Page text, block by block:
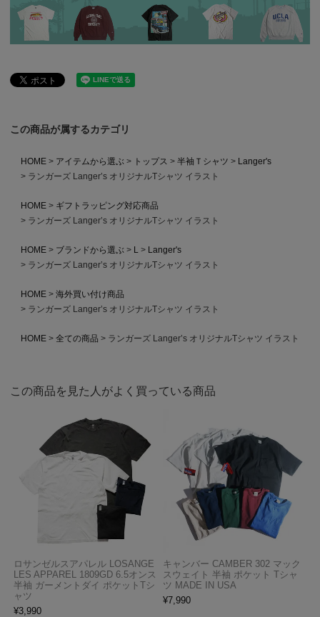
この商品が属するカテゴリ
HOME アイテムから選ぶ トップス 半袖Ｔシャツ
Langer's
ランガーズ Langer’s オリジナルTシャツ イラスト
HOME
ギフトラッピング対応商品
ランガーズ Langer’s オリジナルTシャツ イラスト
HOME ブランドから選ぶ L
Langer's
ランガーズ Langer’s オリジナルTシャツ イラスト
HOME
海外買い付け商品
ランガーズ Langer’s オリジナルTシャツ イラスト
HOME 全ての商品 ランガーズ Langer’s オリジナルTシャツ イラスト
この商品を見た人がよく買っている商品
ロサンゼルスアパレル LOSANGE
LES APPAREL 1809GD 6.5オンス
半袖 ガーメントダイ ポケットTシ
ャツ
¥3,990
キャンバー CAMBER 302 マック
スウェイト 半袖 ポケット Tシャ
ツ MADE IN USA
¥7,990